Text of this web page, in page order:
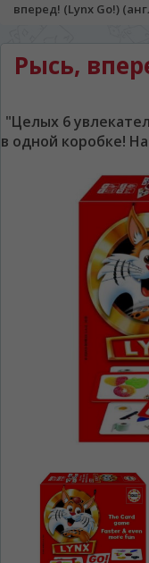
вперед! (Lynx Go!)
Рысь,
"Целых 6
в одной коробке!